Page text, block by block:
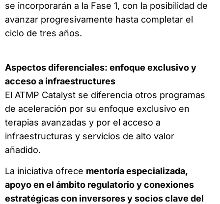
se incorporarán a la Fase 1, con la posibilidad de
avanzar progresivamente hasta completar el
ciclo de tres años.
Aspectos diferenciales: enfoque exclusivo y
acceso a infraestructures
El ATMP Catalyst se diferencia otros programas
de aceleración por su enfoque exclusivo en
terapias avanzadas y por el acceso a
infraestructuras y servicios de alto valor
añadido.
La iniciativa ofrece mentoría especializada,
apoyo en el ámbito regulatorio y conexiones
estratégicas con inversores y socios clave del